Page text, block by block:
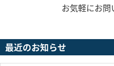
お気軽にお問い合
最近のお知らせ